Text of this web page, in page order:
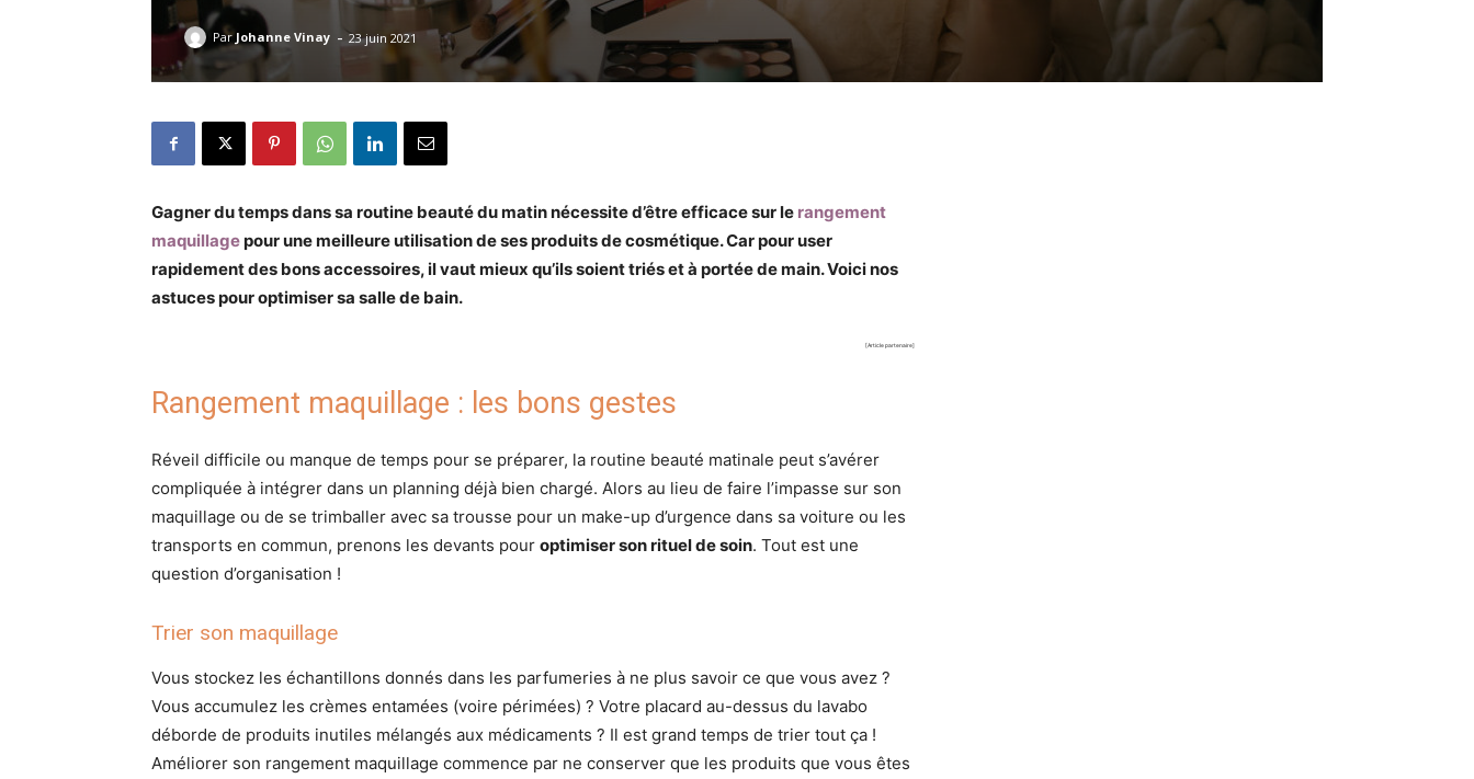
Par Johanne Vinay - 23 juin 2021
Gagner du temps dans sa routine beauté du matin nécessite d’être efficace sur le rangement
maquillagepour une meilleure utilisation de ses produits de cosmétique. Car pour user
rapidement des bons accessoires, il vaut mieux qu’ils soient triés et à portée de main. Voici nos
astuces pour optimiser sa salle de bain.
[Article partenaire]
Rangement maquillage : les bons gestes
Réveil difficile ou manque de temps pour se préparer, la routine beauté matinale peut s’avérer
compliquée à intégrer dans un planning déjà bien chargé. Alors au lieu de faire l’impasse sur son
maquillage ou de se trimballer avec sa trousse pour un make-up d’urgence dans sa voiture ou les
transports en commun, prenons les devants pour optimiser son rituel de soin. Tout est une
question d’organisation !
Trier son maquillage
Vous stockez les échantillons donnés dans les parfumeries à ne plus savoir ce que vous avez ?
Vous accumulez les crèmes entamées (voire périmées) ? Votre placard au-dessus du lavabo
déborde de produits inutiles mélangés aux médicaments ? Il est grand temps de trier tout ça !
Améliorer son rangement maquillage commence par ne conserver que les produits que vous êtes